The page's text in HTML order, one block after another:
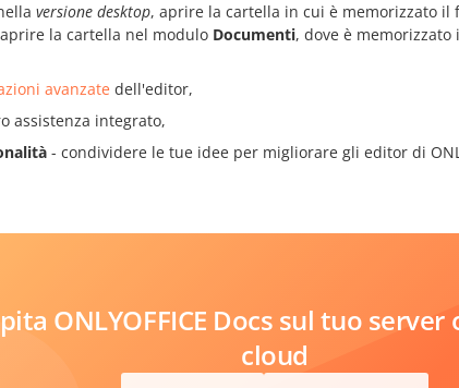
versione desktop, aprire la cartella in cui è memorizzato il
la cartella nel modulo Documenti, dove è
avanzate dell'editor,
assistenza integrato,
- condividere le tue idee per migliorare gli editor di
ONLYOFFICE Docs sul tuo server
cloud